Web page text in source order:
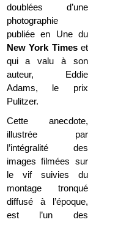
doublées d’une
photographie
publiée en Une du
New York Timeset
qui a valu à son
auteur, Eddie
Adams, le prix
Pulitzer.
Cette anecdote,
illustrée par
l’intégralité des
images filmées sur
le vif suivies du
montage tronqué
diffusé à l’époque,
est l’un des